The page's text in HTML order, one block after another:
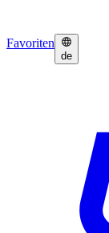
Favoriten
de